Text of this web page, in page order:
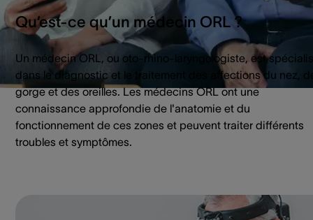
Qu’est-ce qu’un médecin ORL ?
Un médecin ORL, ou oto-rhino-laryngologiste, est
dans le diagnostic et le traitement des affections du nez,
gorge et des oreilles. Les médecins ORL ont une
connaissance approfondie de l'anatomie et du
fonctionnement de ces zones et peuvent traiter différents
troubles et symptômes.